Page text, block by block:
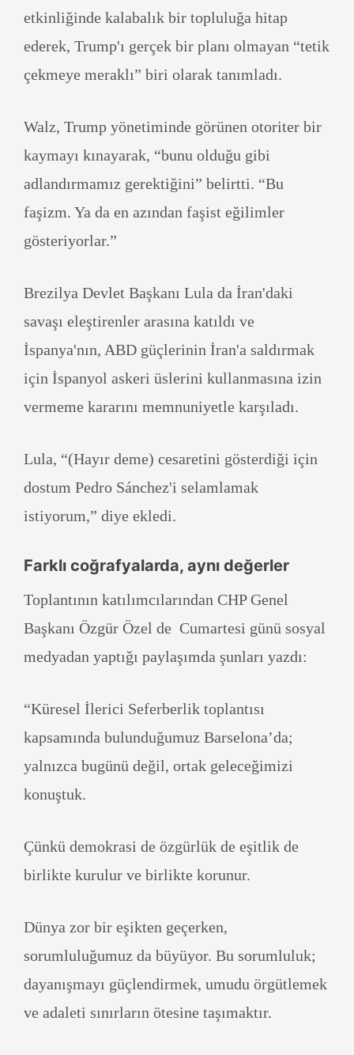
etkinliğinde kalabalık bir topluluğa hitap
ederek, Trump'ı gerçek bir planı olmayan “tetik
çekmeye meraklı” biri olarak tanımladı.
Walz, Trump yönetiminde görünen otoriter bir
kaymayı kınayarak, “bunu olduğu gibi
adlandırmamız gerektiğini” belirtti. “Bu
faşizm. Ya da en azından faşist eğilimler
gösteriyorlar.”
Brezilya Devlet Başkanı Lula da İran'daki
savaşı eleştirenler arasına katıldı ve
İspanya'nın, ABD güçlerinin İran'a saldırmak
için İspanyol askeri üslerini kullanmasına izin
vermeme kararını memnuniyetle karşıladı.
Lula, “(Hayır deme) cesaretini gösterdiği için
dostum Pedro Sánchez'i selamlamak
istiyorum,” diye ekledi.
Farklı coğrafyalarda, aynı değerler
Toplantının katılımcılarından CHP Genel
Başkanı Özgür Özel de Cumartesi günü sosyal
medyadan yaptığı paylaşımda şunları yazdı:
“Küresel İlerici Seferberlik toplantısı
kapsamında bulunduğumuz Barselona’da;
yalnızca bugünü değil, ortak geleceğimizi
konuştuk.
Çünkü demokrasi de özgürlük de eşitlik de
birlikte kurulur ve birlikte korunur.
Dünya zor bir eşikten geçerken,
sorumluluğumuz da büyüyor. Bu sorumluluk;
dayanışmayı güçlendirmek, umudu örgütlemek
ve adaleti sınırların ötesine taşımaktır.